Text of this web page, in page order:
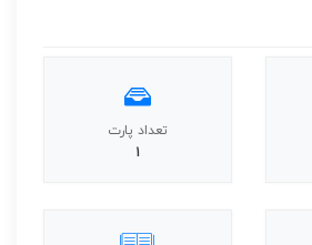
تعداد پارت
1